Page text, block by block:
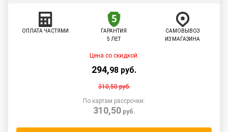
ОПЛАТА ЧАСТЯМИ
ГАРАНТИЯ
5 ЛЕТ
САМОВЫВОЗ
ИЗ МАГАЗИНА
Цена со скидкой:
294,98 руб.
310,50руб.
По картам рассрочки:
310,50руб.